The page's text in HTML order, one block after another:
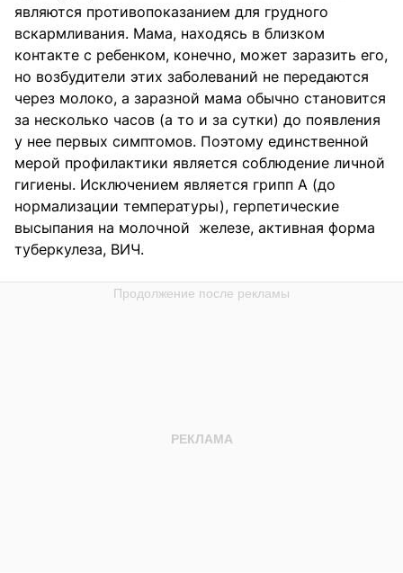
являются противопоказанием для грудного
вскармливания. Мама, находясь в близком
контакте с ребенком, конечно, может заразить его,
но возбудители этих заболеваний не передаются
через молоко, а заразной мама обычно становится
за несколько часов (а то и за сутки) до появления
у нее первых симптомов. Поэтому единственной
мерой профилактики является соблюдение личной
гигиены. Исключением является грипп А (до
нормализации температуры), герпетические
высыпания на молочной железе, активная форма
туберкулеза, ВИЧ.